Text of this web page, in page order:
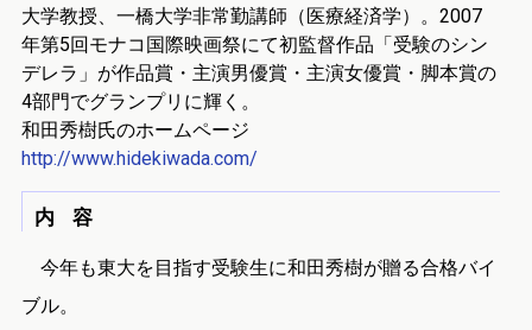
大学教授、一橋大学非常勤講師（医療経済学）。2007
年第5回モナコ国際映画祭にて初監督作品「受験のシン
デレラ」が作品賞・主演男優賞・主演女優賞・脚本賞の
4部門でグランプリに輝く。
和田秀樹氏のホームページ
http://www.hidekiwada.com/
内 容
今年も東大を目指す受験生に和田秀樹が贈る合格バイ
ブル。